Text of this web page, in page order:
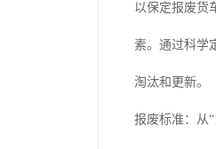
以保定报废货
素。通过科学
淘汰和更新。
报废标准：从